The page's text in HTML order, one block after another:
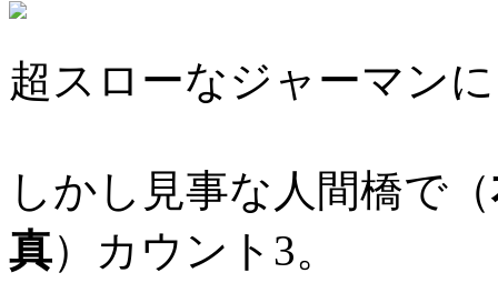
超スローなジャーマン
しかし見事な人間橋で（
真）カウント3。